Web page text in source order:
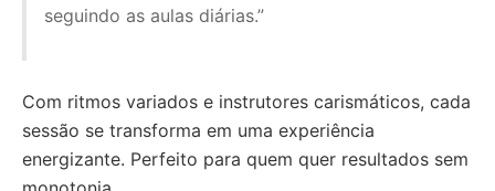
seguindo as aulas diárias.”
Com ritmos variados e instrutores carismáticos, cada
sessão se transforma em uma experiência
energizante. Perfeito para quem quer resultados sem